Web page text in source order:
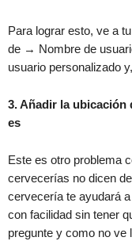
Para lograr esto, ve a
de → Nombre de
usuario personalizado
3. Añadir la ubicación
es
Este es otro problema
cervecerías no dicen
cervecería te ayudará
con facilidad sin tener
pregunte y como no ve